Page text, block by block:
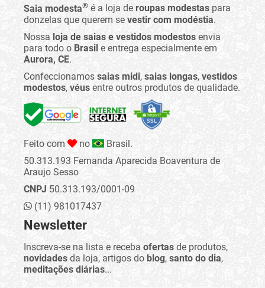
Saia modesta® é a loja de roupas modestas para
donzelas que querem se vestir com modéstia.
Nossa loja de saias e vestidos modestos envia
para todo o Brasil e entrega especialmente em
Aurora, CE.
Confeccionamos saias midi, saias longas, vestidos
modestos, véus entre outros produtos de qualidade.
Feito com no
Brasil.
50.313.193 Fernanda Aparecida Boaventura de
Araujo Sesso
CNPJ 50.313.193/0001-09
(11) 981017437
Newsletter
Inscreva-se na lista e receba ofertas de produtos,
novidades da loja, artigos do blog, santo do dia,
meditações diárias...